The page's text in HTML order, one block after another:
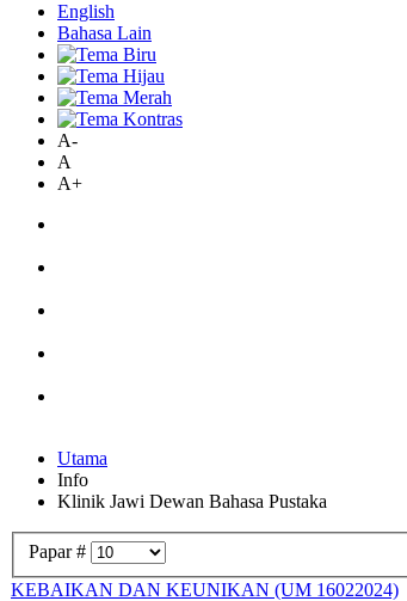
English
Bahasa Lain
A-
A
A+
Utama
Info
Klinik Jawi Dewan Bahasa Pustaka
Papar #
KEBAIKAN DAN KEUNIKAN (UM 16022024)